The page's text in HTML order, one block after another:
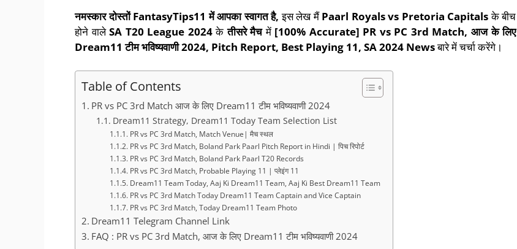
नमस्कार दोस्तोंFantasyTips11 में आपका स्वागत है, इस लेख मैंPaarl Royals vs Pretoria Capitalsके बीच
होने वालेSA T20 League 2024केतीसरेमैचमें [100% Accurate] PR vs PC 3rd Match,आज के लिए
Dream11टीमभविष्यवाणी2024, Pitch Report, Best Playing 11, SA 2024 Newsबारे में चर्चा करेंगे।
Table of Contents
PR vs PC 3rd Match आज के लिए Dream11 टीम भविष्यवाणी 2024
Dream11 Strategy, Dream11 Today Team Selection List
PR vs PC 3rd Match, Match Venue| मैच स्थल
PR vs PC 3rd Match, Boland Park Paarl Pitch Report in Hindi | पिच रिपोर्ट
PR vs PC 3rd Match, Boland Park Paarl T20 Records
PR vs PC 3rd Match, Probable Playing 11 | प्लेइंग 11
Dream11 Team Today, Aaj Ki Dream11 Team, Aaj Ki Best Dream11 Team
PR vs PC 3rd Match Today Dream11 Team Captain and Vice Captain
PR vs PC 3rd Match, Today Dream11 Team Photo
Dream11 Telegram Channel Link
FAQ : PR vs PC 3rd Match, आज के लिए Dream11 टीम भविष्यवाणी 2024